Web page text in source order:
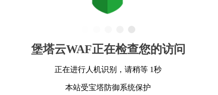
堡塔云WAF正在检查您的访问
正在进行人机识别，请稍等 1秒
本站受宝塔防御系统保护